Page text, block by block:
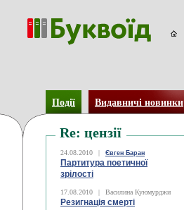
Події Видавничі новинки
Re: цензії
24.08.2010 | Євген Баран
Партитура поетичної
зрілості
17.08.2010 | Василина Куюмурджи
Резигнація смерті